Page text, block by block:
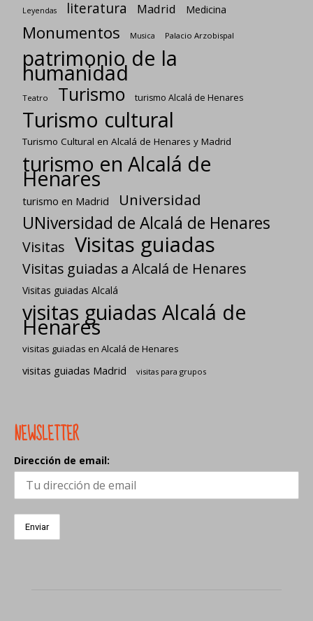
Leyendas literatura Madrid Medicina
Monumentos Musica Palacio Arzobispal
patrimonio de la
humanidad
Teatro Turismo turismo Alcalá de Henares
Turismo cultural
Turismo Cultural en Alcalá de Henares y Madrid
turismo en Alcalá de
Henares
turismo en Madrid Universidad
UNiversidad de Alcalá de Henares
Visitas Visitas guiadas
Visitas guiadas a Alcalá de Henares
Visitas guiadas Alcalá
visitas guiadas Alcalá de
Henares
visitas guiadas en Alcalá de Henares
visitas guiadas Madrid visitas para grupos
NEWSLETTER
Dirección de email: